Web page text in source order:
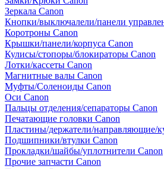
Зеркала Canon
Кнопки/выключалели/панели
Коротроны Canon
Крышки/панели/корпуса Canon
Кулисы/стопоры/блокираторы Canon
Лотки/кассеты Canon
Магнитные валы Canon
Муфты/Соленоиды Canon
Оси Canon
Пальцы отделения/сепараторы Canon
Печатающие головки Canon
Пластины/держатели/направляющие/
Подшипники/втулки Canon
Прокладки/шайбы/уплотнители Canon
Прочие запчасти Canon